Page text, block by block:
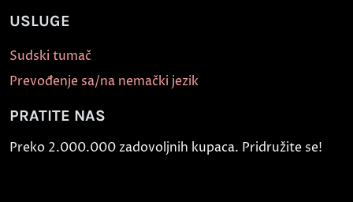
USLUGE
Sudski tumač
Prevođenje sa/na nemački jezik
PRATITE NAS
Preko 2.000.000 zadovoljnih kupaca. Pridružite se!